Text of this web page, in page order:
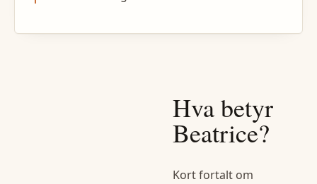
Hva betyr
Beatrice?
Kort fortalt om